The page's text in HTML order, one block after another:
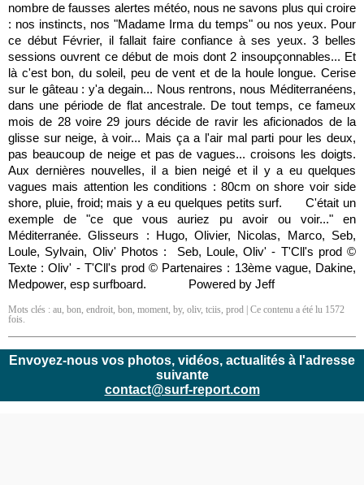
nombre de fausses alertes météo, nous ne savons plus qui croire
: nos instincts, nos "Madame Irma du temps" ou nos yeux. Pour
ce début Février, il fallait faire confiance à ses yeux. 3 belles
sessions ouvrent ce début de mois dont 2 insoupçonnables... Et
là c'est bon, du soleil, peu de vent et de la houle longue. Cerise
sur le gâteau : y'a degain... Nous rentrons, nous Méditerranéens,
dans une période de flat ancestrale. De tout temps, ce fameux
mois de 28 voire 29 jours décide de ravir les aficionados de la
glisse sur neige, à voir... Mais ça a l'air mal parti pour les deux,
pas beaucoup de neige et pas de vagues... croisons les doigts.
Aux dernières nouvelles, il a bien neigé et il y a eu quelques
vagues mais attention les conditions : 80cm on shore voir side
shore, pluie, froid; mais y a eu quelques petits surf. C'était un
exemple de "ce que vous auriez pu avoir ou voir..." en
Méditerranée. Glisseurs : Hugo, Olivier, Nicolas, Marco, Seb,
Loule, Sylvain, Oliv' Photos : Seb, Loule, Oliv' - T'Cll's prod ©
Texte : Oliv' - T'Cll's prod © Partenaires : 13ème vague, Dakine,
Medpower, esp surfboard. Powered by Jeff
Mots clés : au, bon, endroit, bon, moment, by, oliv, tciis, prod | Ce contenu a été lu 1572
fois.
Envoyez-nous vos photos, vidéos, actualités à l'adresse
suivante
contact@surf-report.com